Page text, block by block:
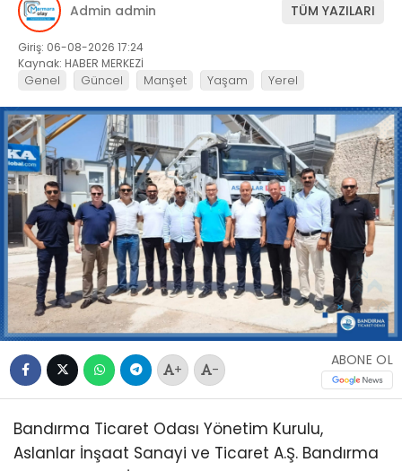
Admin admin TÜM YAZILARI
Giriş: 06-08-2026 17:24
Kaynak: HABER MERKEZİ
Genel Güncel Manşet Yaşam Yerel
+ -
ABONE OL
Bandırma Ticaret Odası Yönetim Kurulu,
Aslanlar İnşaat Sanayi ve Ticaret A.Ş. Bandırma